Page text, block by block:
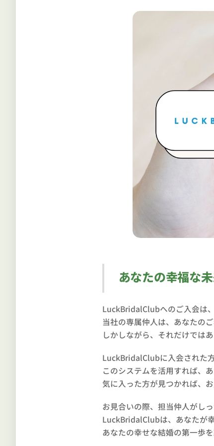
あなたの幸福な
LuckBridalClubへのご入会は
当社の専属仲人は、あなたの
しかしながら、それだけではあ
LuckBridalClubに入会された
このシステムを活用すれば、
気に入った方が見つかれば、
お見合いの際、担当仲人がし
LuckBridalClubは、あなたが
あなたの幸せな結婚の第一歩を